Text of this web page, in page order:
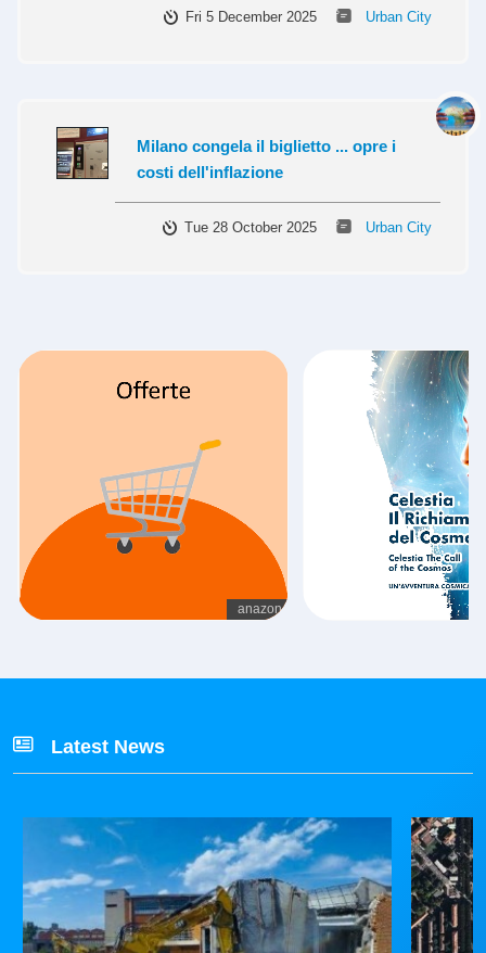
Fri 5 December 2025 Urban City
Milano congela il biglietto ... opre i
costi dell'inflazione
Tue 28 October 2025 Urban City
Latest News